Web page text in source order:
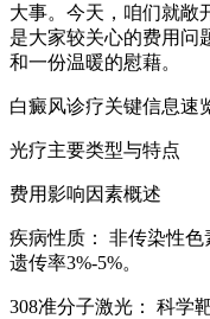
大事。今天，咱们就敞
是大家较关心的费用问
和一份温暖的慰藉。
白癜风诊疗关键信息速
光疗主要类型与特点
费用影响因素概述
疾病性质： 非传染性色
遗传率3%-5%。
308准分子激光： 科学